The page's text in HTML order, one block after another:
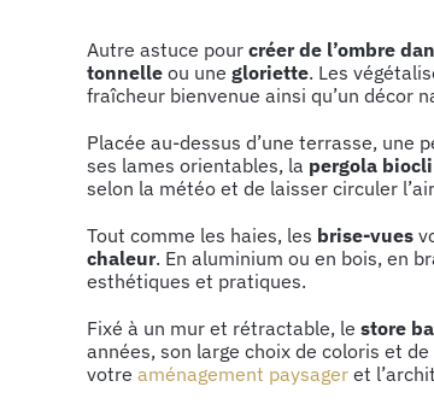
Autre astuce pour créer de l’ombre
tonnelle ou une gloriette. Les
fraîcheur bienvenue ainsi qu’un décor
Placée au-dessus d’une terrasse, une
ses lames orientables, la pergola
selon la météo et de laisser circuler
Tout comme les haies, les brise-vues
chaleur. En aluminium ou en bois, en
esthétiques et pratiques.
Fixé à un mur et rétractable, le store
années, son large choix de coloris et
votre aménagement paysager et